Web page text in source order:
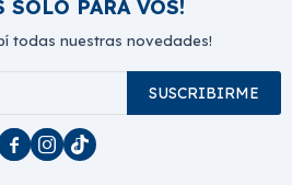
SOLO PARA VOS!
todas nuestras novedades!
SUSCRIBIRME
  